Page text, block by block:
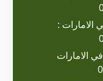
:
الامارات